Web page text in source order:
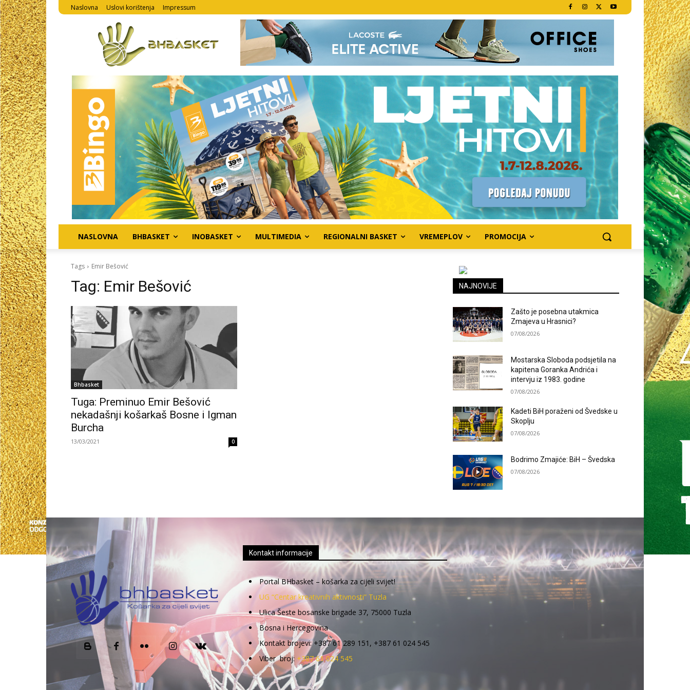
Naslovna Uslovi korištenja Impressum
NASLOVNA BHBASKET INOBASKET MULTIMEDIA REGIONALNI BASKET VREMEPLOV PROMOCIJA
Tags Emir Bešović
Tag: Emir Bešović
Bhbasket
Tuga: Preminuo Emir Bešović
nekadašnji košarkaš Bosne i Igman
Burcha
13/03/2021 0
NAJNOVIJE
Zašto je posebna utakmica
Zmajeva u Hrasnici?
07/08/2026
Mostarska Sloboda podsjetila na
kapitena Goranka Andrića i
intervju iz 1983. godine
07/08/2026
Kadeti BiH poraženi od Švedske u
Skoplju
07/08/2026
Bodrimo Zmajiće: BiH – Švedska
07/08/2026
Kontakt informacije
Portal BHbasket – košarka za cijeli svijet!
UG “Centar kreativnih aktivnosti” Tuzla
Ulica Šeste bosanske brigade 37, 75000 Tuzla
Bosna i Hercegovina
Kontakt brojevi: +387 61 289 151, +387 61 024 545
Viber broj: +387 61 024 545